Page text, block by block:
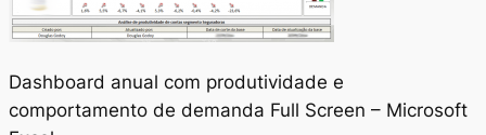
Dashboard anual com produtividade e
comportamento de demanda Full Screen – Microsoft